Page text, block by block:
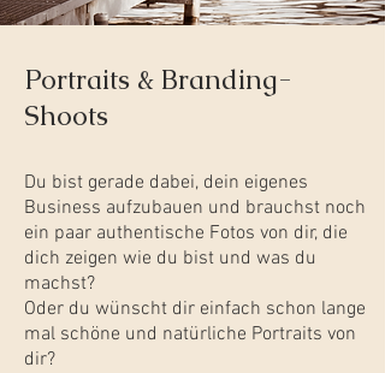
Portraits & Branding-
Shoots
Du bist gerade dabei, dein eigenes
Business aufzubauen und brauchst noch
ein paar authentische Fotos von dir, die
dich zeigen wie du bist und was du
machst?
Oder du wünscht dir einfach schon lange
mal schöne und natürliche Portraits von
dir?